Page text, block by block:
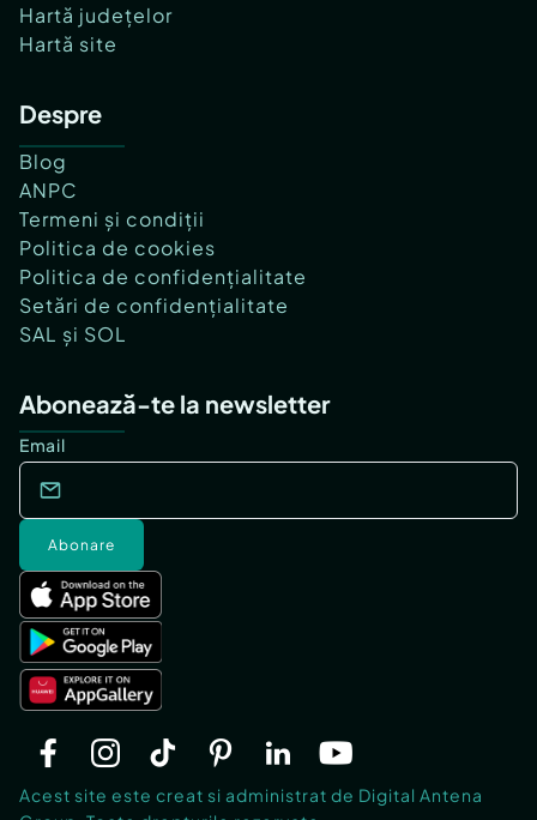
Hartă județelor
Hartă site
Despre
Blog
ANPC
Termeni și condiții
Politica de cookies
Politica de confidențialitate
Setări de confidențialitate
SAL și SOL
Abonează-te la newsletter
Email
Abonare
Acest site este creat si administrat de Digital Antena